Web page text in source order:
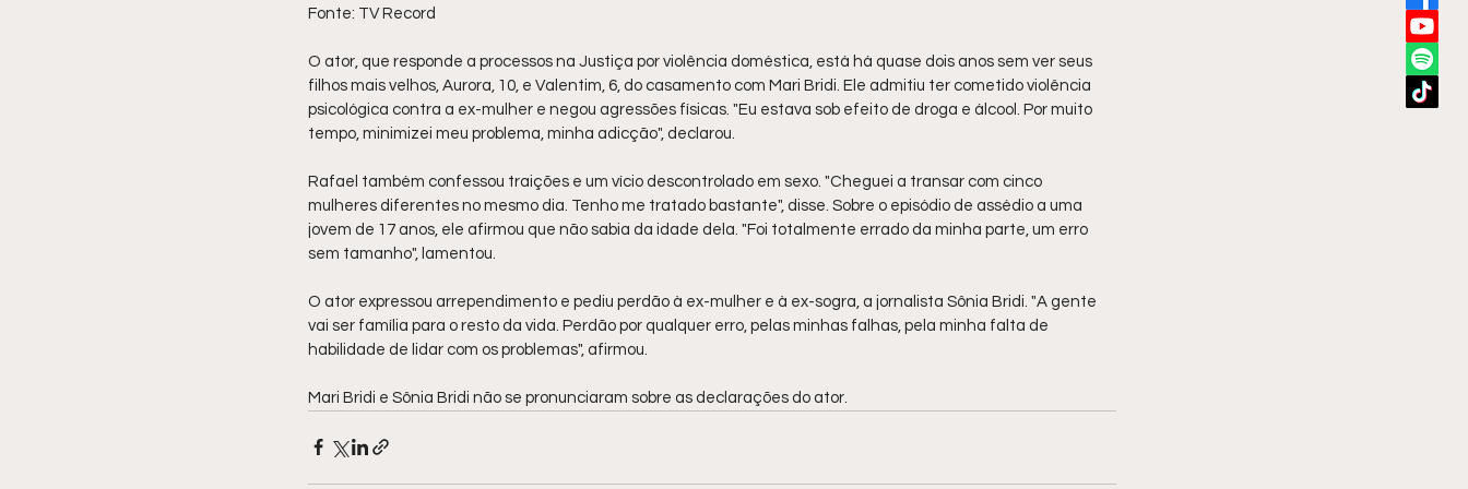
Fonte: TV Record
O ator, que responde a processos na Justiça por violência doméstica, está há quase dois anos sem ver seus
filhos mais velhos, Aurora, 10, e Valentim, 6, do casamento com Mari Bridi. Ele admitiu ter cometido violência
psicológica contra a ex-mulher e negou agressões físicas. "Eu estava sob efeito de droga e álcool. Por muito
tempo, minimizei meu problema, minha adicção", declarou.
Rafael também confessou traições e um vício descontrolado em sexo. "Cheguei a transar com cinco
mulheres diferentes no mesmo dia. Tenho me tratado bastante", disse. Sobre o episódio de assédio a uma
jovem de 17 anos, ele afirmou que não sabia da idade dela. "Foi totalmente errado da minha parte, um erro
sem tamanho", lamentou.
O ator expressou arrependimento e pediu perdão à ex-mulher e à ex-sogra, a jornalista Sônia Bridi. "A gente
vai ser família para o resto da vida. Perdão por qualquer erro, pelas minhas falhas, pela minha falta de
habilidade de lidar com os problemas", afirmou.
Mari Bridi e Sônia Bridi não se pronunciaram sobre as declarações do ator.